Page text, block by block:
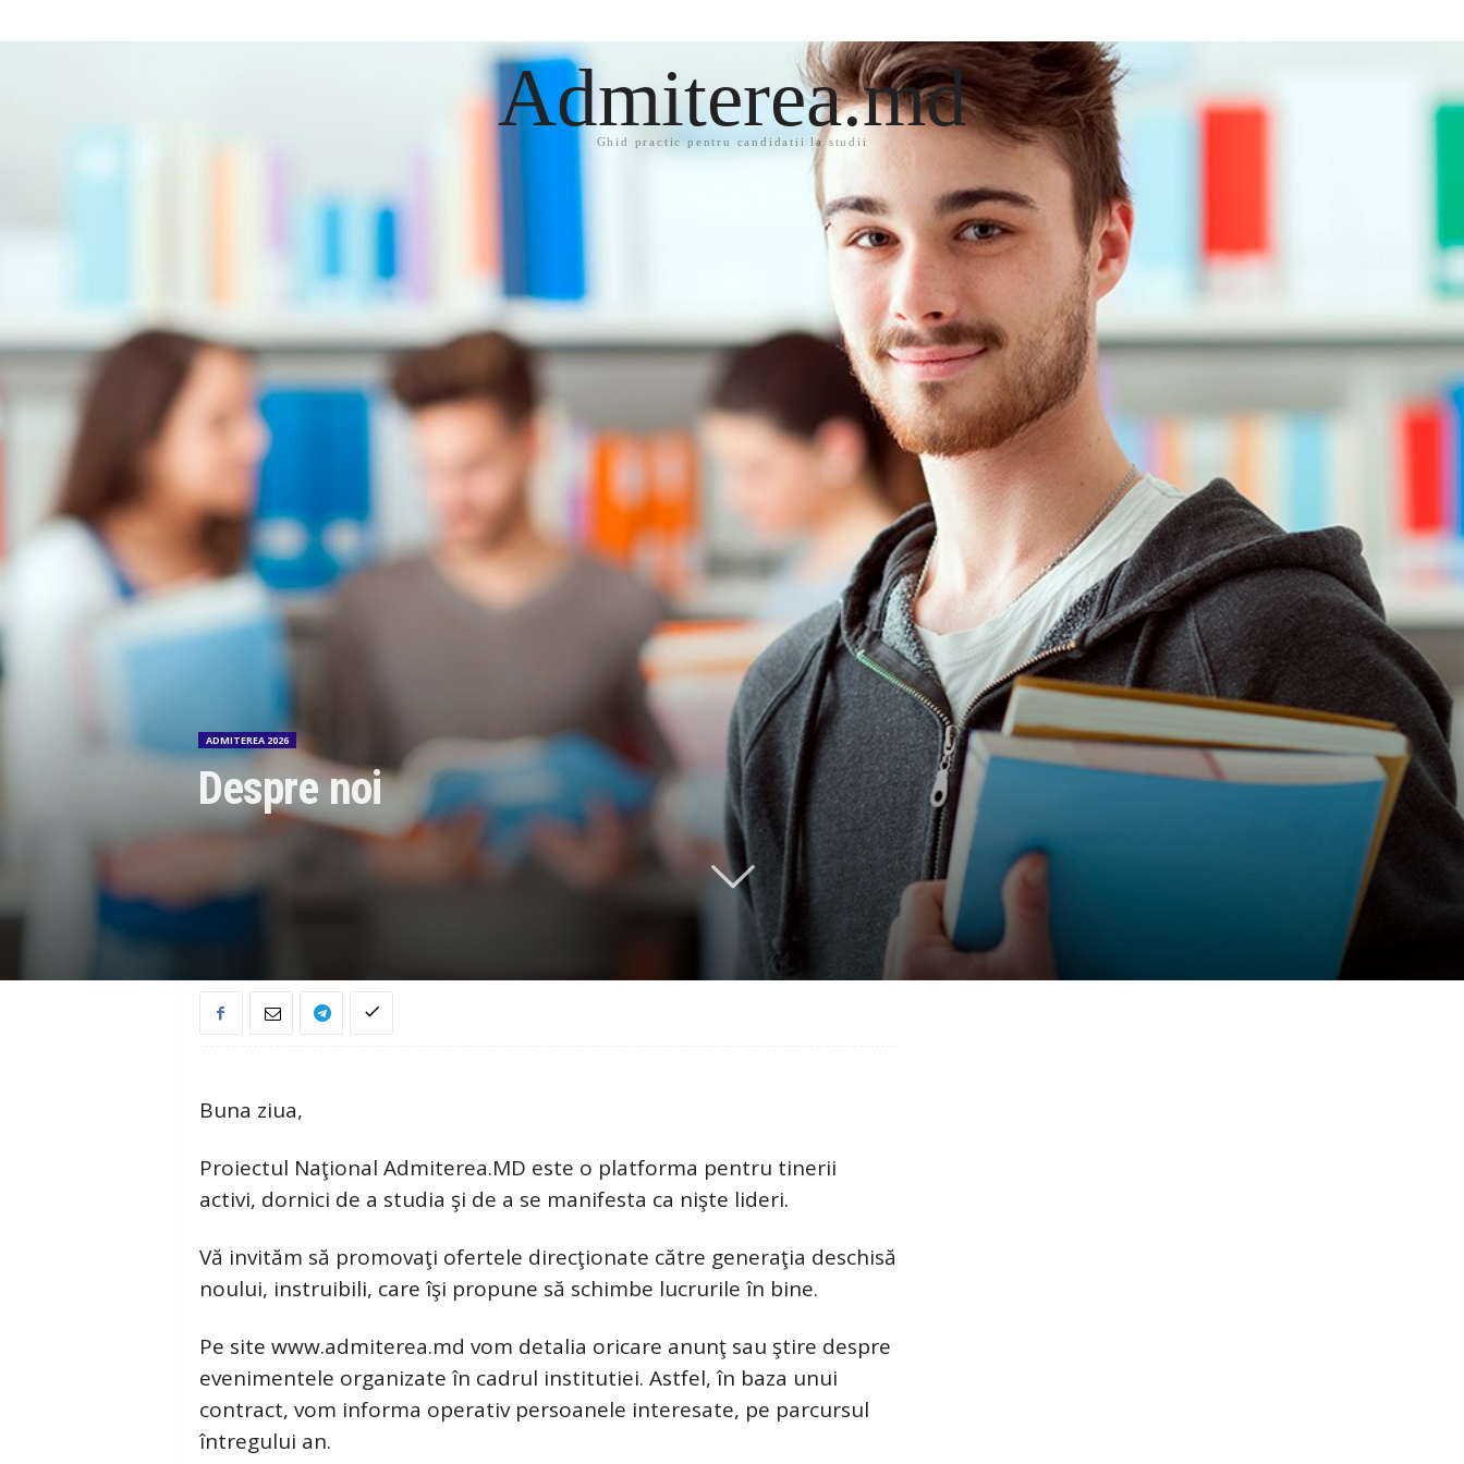
Admiterea.md
Ghid practic pentru candidatii la studii
ADMITEREA 2026
Despre noi
Buna ziua,
Proiectul Naţional Admiterea.MD este o platforma pentru tinerii
activi, dornici de a studia şi de a se manifesta ca nişte lideri.
Vă invităm să promovaţi ofertele direcţionate către generaţia deschisă
noului, instruibili, care îşi propune să schimbe lucrurile în bine.
Pe site www.admiterea.md vom detalia oricare anunţ sau ştire despre
evenimentele organizate în cadrul institutiei. Astfel, în baza unui
contract, vom informa operativ persoanele interesate, pe parcursul
întregului an.